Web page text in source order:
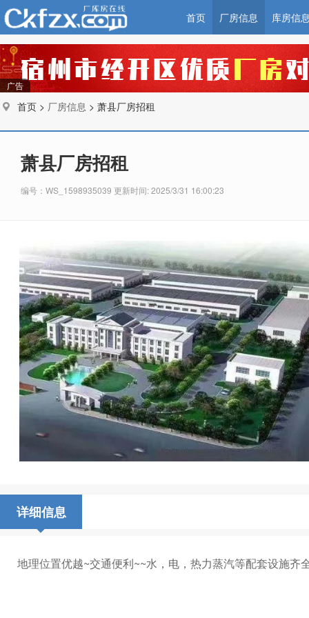
首页 厂房信息 库房信
广告
首页 > 厂房信息 > 萧县厂房招租
萧县厂房招租
编号：WS_1598935039 更新时间: 2025/3/31 16:00:23
详细信息
地理位置优越~交通便利~~水，电，热力蒸汽等配